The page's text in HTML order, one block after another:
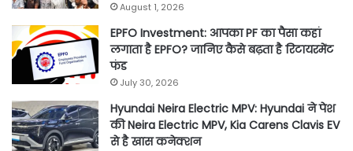
August 1, 2026
EPFO Investment: आपका PF का पैसा कहां
लगाता है EPFO? जानिए कैसे बढ़ता है रिटायरमेंट
फंड
July 30, 2026
Hyundai Neira Electric MPV: Hyundai ने पेश
की Neira Electric MPV, Kia Carens Clavis EV
से है खास कनेक्शन